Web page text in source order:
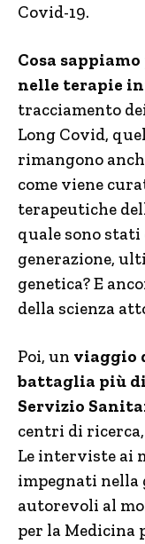
Covid-19.
Cosa
nelle terapie
tracciamento
Long Covid,
rimangono
come viene
terapeutiche
quale sono
generazione,
genetica? E
della scienza
Poi, un viaggio
battaglia più
Servizio
centri di ricerca,
Le interviste ai
impegnati
autorevoli al
per la Medicina